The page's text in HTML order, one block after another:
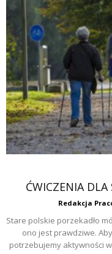
ĆWICZENIA DLA
Redakcja
Stare polskie porzekadło
ono jest prawdziwe.
potrzebujemy aktywności